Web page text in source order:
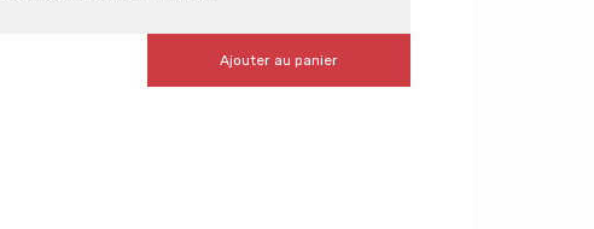
Ajouter au panier